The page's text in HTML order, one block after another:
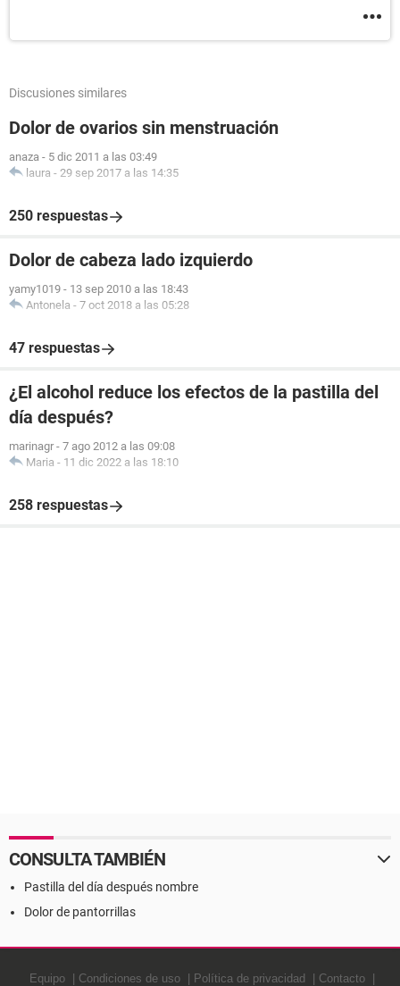
Discusiones similares
Dolor de ovarios sin menstruación
anaza - 5 dic 2011 a las 03:49
laura - 29 sep 2017 a las 14:35
250 respuestas
Dolor de cabeza lado izquierdo
yamy1019 - 13 sep 2010 a las 18:43
Antonela - 7 oct 2018 a las 05:28
47 respuestas
¿El alcohol reduce los efectos de la pastilla del
día después?
marinagr - 7 ago 2012 a las 09:08
Maria - 11 dic 2022 a las 18:10
258 respuestas
CONSULTA TAMBIÉN
Pastilla del día después nombre
Dolor de pantorrillas
Equipo Condiciones de uso Política de privacidad Contacto